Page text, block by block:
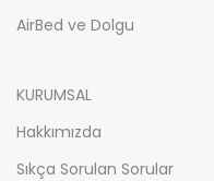
AirBed ve Dolgu
KURUMSAL
Hakkımızda
Sıkça Sorulan Sorular